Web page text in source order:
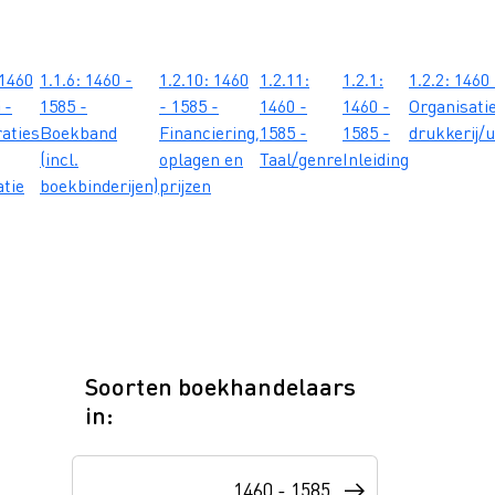
-
1.1.6: 1460 -
1585 -
Boekband
(incl.
boekbinderijen)
1.2.10: 1460
- 1585 -
Financiering,
oplagen en
prijzen
1.2.11:
1460 -
1585 -
Taal/genre
1.2.1:
1460 -
1585 -
Inleiding
1.2.2:
drukkerij/
rekening en risico publicaties verveelvoudigt, openbaar
Soorten boekhandelaars
in:
1460 - 1585